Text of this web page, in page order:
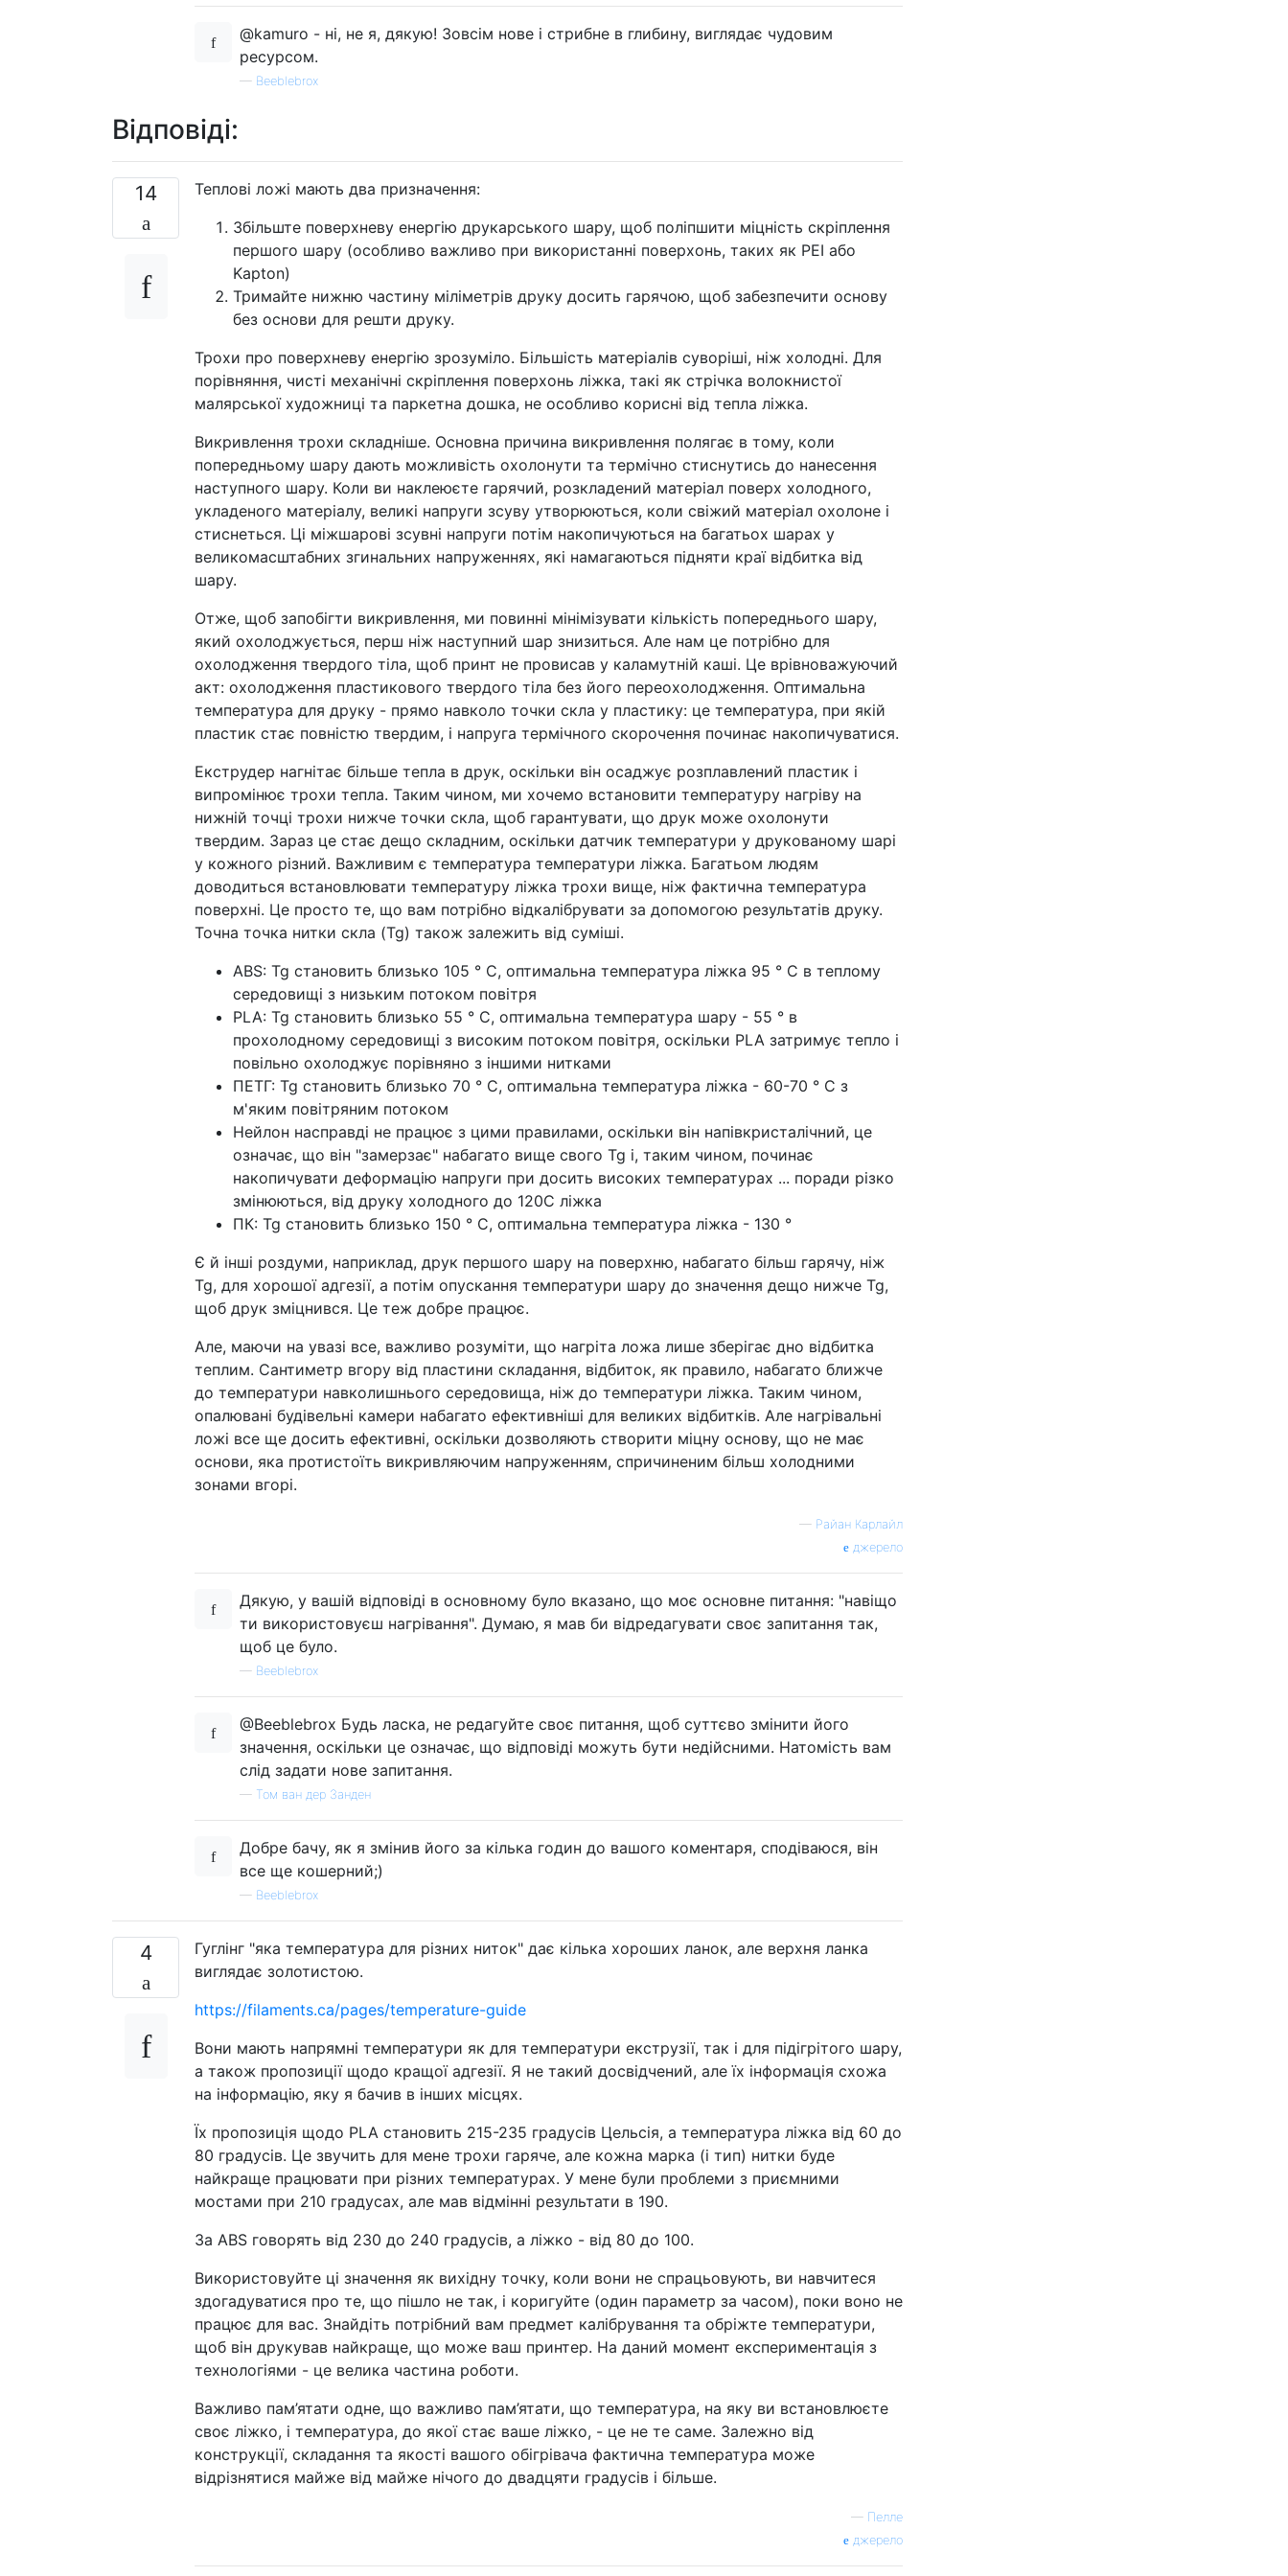
@kamuro - ні, не я, дякую! Зовсім нове і стрибне в глибину, виглядає чудовим
ресурсом.
— Beeblebrox
Відповіді:
14
Теплові ложі мають два призначення:
Збільште поверхневу енергію друкарського шару, щоб поліпшити міцність скріплення
першого шару (особливо важливо при використанні поверхонь, таких як PEI або
Kapton)
Тримайте нижню частину міліметрів друку досить гарячою, щоб забезпечити основу
без основи для решти друку.
Трохи про поверхневу енергію зрозуміло. Більшість матеріалів суворіші, ніж холодні. Для
порівняння, чисті механічні скріплення поверхонь ліжка, такі як стрічка волокнистої
малярської художниці та паркетна дошка, не особливо корисні від тепла ліжка.
Викривлення трохи складніше. Основна причина викривлення полягає в тому, коли
попередньому шару дають можливість охолонути та термічно стиснутись до нанесення
наступного шару. Коли ви наклеюєте гарячий, розкладений матеріал поверх холодного,
укладеного матеріалу, великі напруги зсуву утворюються, коли свіжий матеріал охолоне і
стиснеться. Ці міжшарові зсувні напруги потім накопичуються на багатьох шарах у
великомасштабних згинальних напруженнях, які намагаються підняти краї відбитка від
шару.
Отже, щоб запобігти викривлення, ми повинні мінімізувати кількість попереднього шару,
який охолоджується, перш ніж наступний шар знизиться. Але нам це потрібно для
охолодження твердого тіла, щоб принт не провисав у каламутній каші. Це врівноважуючий
акт: охолодження пластикового твердого тіла без його переохолодження. Оптимальна
температура для друку - прямо навколо точки скла у пластику: це температура, при якій
пластик стає повністю твердим, і напруга термічного скорочення починає накопичуватися.
Екструдер нагнітає більше тепла в друк, оскільки він осаджує розплавлений пластик і
випромінює трохи тепла. Таким чином, ми хочемо встановити температуру нагріву на
нижній точці трохи нижче точки скла, щоб гарантувати, що друк може охолонути
твердим. Зараз це стає дещо складним, оскільки датчик температури у друкованому шарі
у кожного різний. Важливим є температура температури ліжка. Багатьом людям
доводиться встановлювати температуру ліжка трохи вище, ніж фактична температура
поверхні. Це просто те, що вам потрібно відкалібрувати за допомогою результатів друку.
Точна точка нитки скла (Tg) також залежить від суміші.
ABS: Tg становить близько 105 ° C, оптимальна температура ліжка 95 ° C в теплому
середовищі з низьким потоком повітря
PLA: Tg становить близько 55 ° C, оптимальна температура шару - 55 ° в
прохолодному середовищі з високим потоком повітря, оскільки PLA затримує тепло і
повільно охолоджує порівняно з іншими нитками
ПЕТГ: Tg становить близько 70 ° C, оптимальна температура ліжка - 60-70 ° C з
м'яким повітряним потоком
Нейлон насправді не працює з цими правилами, оскільки він напівкристалічний, це
означає, що він "замерзає" набагато вище свого Tg і, таким чином, починає
накопичувати деформацію напруги при досить високих температурах ... поради різко
змінюються, від друку холодного до 120С ліжка
ПК: Tg становить близько 150 ° C, оптимальна температура ліжка - 130 °
Є й інші роздуми, наприклад, друк першого шару на поверхню, набагато більш гарячу, ніж
Tg, для хорошої адгезії, а потім опускання температури шару до значення дещо нижче Tg,
щоб друк зміцнився. Це теж добре працює.
Але, маючи на увазі все, важливо розуміти, що нагріта ложа лише зберігає дно відбитка
теплим. Сантиметр вгору від пластини складання, відбиток, як правило, набагато ближче
до температури навколишнього середовища, ніж до температури ліжка. Таким чином,
опалювані будівельні камери набагато ефективніші для великих відбитків. Але нагрівальні
ложі все ще досить ефективні, оскільки дозволяють створити міцну основу, що не має
основи, яка протистоїть викривляючим напруженням, спричиненим більш холодними
зонами вгорі.
— Райан Карлайл
джерело
Дякую, у вашій відповіді в основному було вказано, що моє основне питання: "навіщо
ти використовуєш нагрівання". Думаю, я мав би відредагувати своє запитання так,
щоб це було.
— Beeblebrox
@Beeblebrox Будь ласка, не редагуйте своє питання, щоб суттєво змінити його
значення, оскільки це означає, що відповіді можуть бути недійсними. Натомість вам
слід задати нове запитання.
— Том ван дер Занден
Добре бачу, як я змінив його за кілька годин до вашого коментаря, сподіваюся, він
все ще кошерний;)
— Beeblebrox
4
Гуглінг "яка температура для різних ниток" дає кілька хороших ланок, але верхня ланка
виглядає золотистою.
https://filaments.ca/pages/temperature-guide
Вони мають напрямні температури як для температури екструзії, так і для підігрітого шару,
а також пропозиції щодо кращої адгезії. Я не такий досвідчений, але їх інформація схожа
на інформацію, яку я бачив в інших місцях.
Їх пропозиція щодо PLA становить 215-235 градусів Цельсія, а температура ліжка від 60 до
80 градусів. Це звучить для мене трохи гаряче, але кожна марка (і тип) нитки буде
найкраще працювати при різних температурах. У мене були проблеми з приємними
мостами при 210 градусах, але мав відмінні результати в 190.
За ABS говорять від 230 до 240 градусів, а ліжко - від 80 до 100.
Використовуйте ці значення як вихідну точку, коли вони не спрацьовують, ви навчитеся
здогадуватися про те, що пішло не так, і коригуйте (один параметр за часом), поки воно не
працює для вас. Знайдіть потрібний вам предмет калібрування та обріжте температури,
щоб він друкував найкраще, що може ваш принтер. На даний момент експериментація з
технологіями - це велика частина роботи.
Важливо пам’ятати одне, що важливо пам’ятати, що температура, на яку ви встановлюєте
своє ліжко, і температура, до якої стає ваше ліжко, - це не те саме. Залежно від
конструкції, складання та якості вашого обігрівача фактична температура може
відрізнятися майже від майже нічого до двадцяти градусів і більше.
— Пелле
джерело